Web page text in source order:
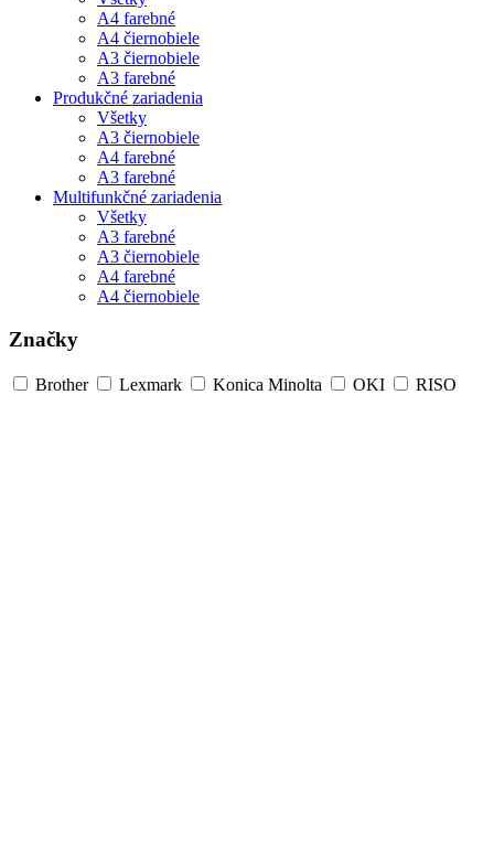
A4 farebné
A4 čiernobiele
A3 čiernobiele
A3 farebné
Produkčné zariadenia
Všetky
A3 čiernobiele
A4 farebné
A3 farebné
Multifunkčné zariadenia
Všetky
A3 farebné
A3 čiernobiele
A4 farebné
A4 čiernobiele
Značky
Brother Lexmark Konica Minolta OKI RISO